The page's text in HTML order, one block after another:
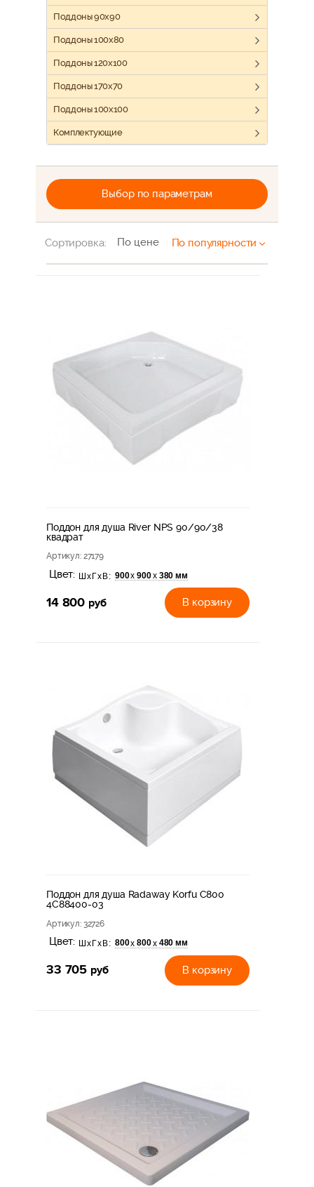
Поддоны 90х90
Поддоны 100х80
Поддоны 120х100
Поддоны 170х70
Поддоны 100х100
Комплектующие
Выбор по параметрам
Сортировка: По цене По популярности
Поддон для душа River NPS 90/90/38
квадрат
Артикул: 27179
Цвет: ШхГхВ: 900х 900х 380 мм
14 800 руб В корзину
Поддон для душа Radaway Korfu С800
4C88400-03
Артикул: 32726
Цвет: ШхГхВ: 800х 800х 480 мм
33 705 руб В корзину